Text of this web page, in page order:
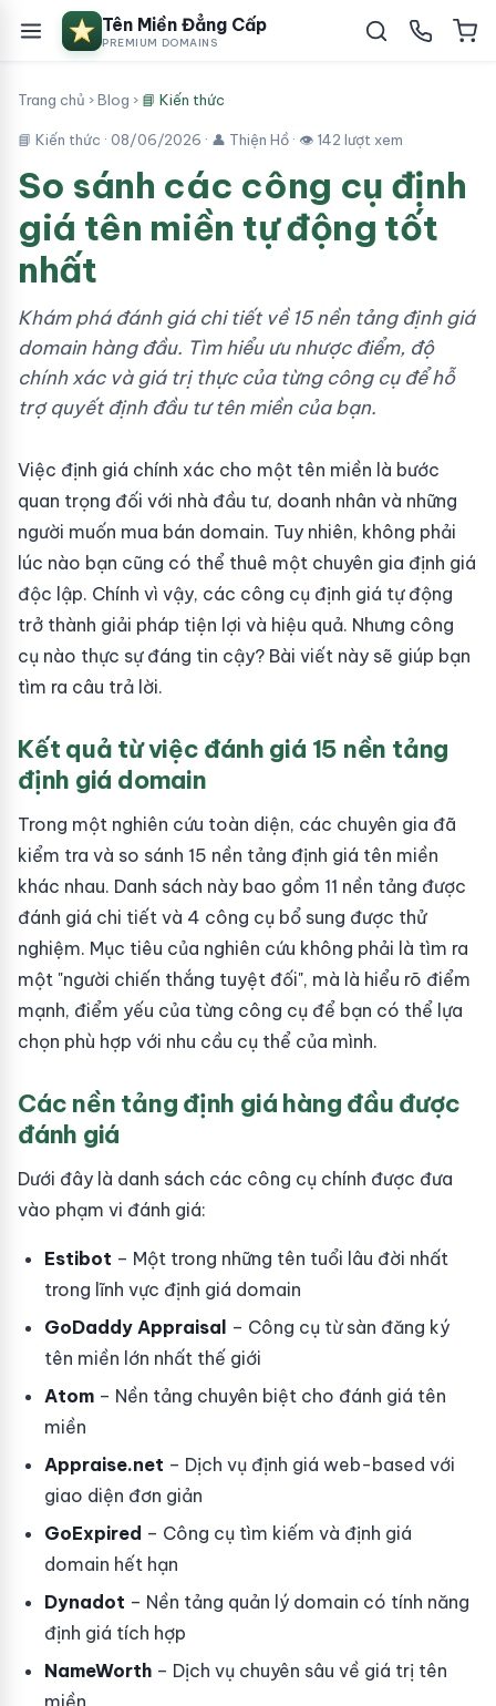
Tên Miền Đẳng Cấp
PREMIUM DOMAINS
Trang chủ ›Blog › 📘 Kiến thức
📘 Kiến thức · 08/06/2026 · 👤 Thiện Hồ · 👁 142 lượt xem
So sánh các công cụ định
giá tên miền tự động tốt
nhất
Khám phá đánh giá chi tiết về 15 nền tảng định giá
domain hàng đầu. Tìm hiểu ưu nhược điểm, độ
chính xác và giá trị thực của từng công cụ để hỗ
trợ quyết định đầu tư tên miền của bạn.
Việc định giá chính xác cho một tên miền là bước
quan trọng đối với nhà đầu tư, doanh nhân và những
người muốn mua bán domain. Tuy nhiên, không phải
lúc nào bạn cũng có thể thuê một chuyên gia định giá
độc lập. Chính vì vậy, các công cụ định giá tự động
trở thành giải pháp tiện lợi và hiệu quả. Nhưng công
cụ nào thực sự đáng tin cậy? Bài viết này sẽ giúp bạn
tìm ra câu trả lời.
Kết quả từ việc đánh giá 15 nền tảng
định giá domain
Trong một nghiên cứu toàn diện, các chuyên gia đã
kiểm tra và so sánh 15 nền tảng định giá tên miền
khác nhau. Danh sách này bao gồm 11 nền tảng được
đánh giá chi tiết và 4 công cụ bổ sung được thử
nghiệm. Mục tiêu của nghiên cứu không phải là tìm ra
một "người chiến thắng tuyệt đối", mà là hiểu rõ điểm
mạnh, điểm yếu của từng công cụ để bạn có thể lựa
chọn phù hợp với nhu cầu cụ thể của mình.
Các nền tảng định giá hàng đầu được
đánh giá
Dưới đây là danh sách các công cụ chính được đưa
vào phạm vi đánh giá:
Estibot – Một trong những tên tuổi lâu đời nhất
trong lĩnh vực định giá domain
GoDaddy Appraisal – Công cụ từ sàn đăng ký
tên miền lớn nhất thế giới
Atom – Nền tảng chuyên biệt cho đánh giá tên
miền
Appraise.net – Dịch vụ định giá web-based với
giao diện đơn giản
GoExpired – Công cụ tìm kiếm và định giá
domain hết hạn
Dynadot – Nền tảng quản lý domain có tính năng
định giá tích hợp
NameWorth – Dịch vụ chuyên sâu về giá trị tên
miền